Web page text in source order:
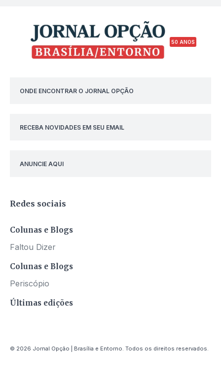
50 ANOS
ONDE ENCONTRAR O JORNAL OPÇÃO
RECEBA NOVIDADES EM SEU EMAIL
ANUNCIE AQUI
Redes sociais
Colunas e Blogs
Faltou Dizer
Colunas e Blogs
Periscópio
Últimas edições
© 2026 Jornal Opção | Brasília e Entorno. Todos os direitos reservados.